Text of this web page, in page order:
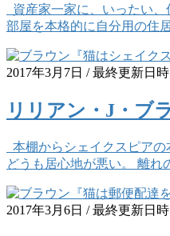
資産家一家に、いったい
部屋を本格的に自分用の住
2017年3月7日 / 最終更新日時
リリアン・J・ブ
本棚からシェイクスピア
どうも居心地が悪い。 離
2017年3月6日 / 最終更新日時